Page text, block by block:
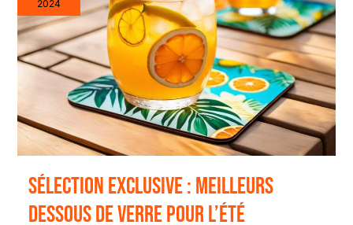
2024
Sélection exclusive : meilleurs
dessous de verre pour l’été